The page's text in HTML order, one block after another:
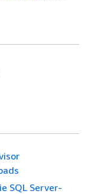
SQL Server-